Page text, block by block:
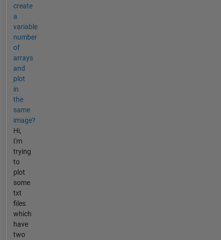
create
a
variable
number
of
arrays
and
plot
in
the
same
image?
Hi,
I'm
trying
to
plot
some
txt
files
which
have
two